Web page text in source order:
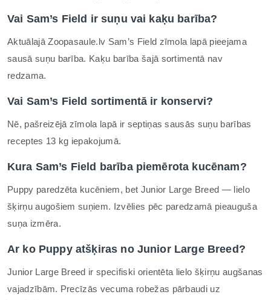
Vai Sam’s Field ir suņu vai kaķu barība?
Aktuālajā Zoopasaule.lv Sam’s Field zīmola lapā pieejama
sausā suņu barība. Kaķu barība šajā sortimentā nav
redzama.
Vai Sam’s Field sortimentā ir konservi?
Nē, pašreizējā zīmola lapā ir septiņas sausās suņu barības
receptes 13 kg iepakojumā.
Kura Sam’s Field barība piemērota kucēnam?
Puppy paredzēta kucēniem, bet Junior Large Breed — lielo
šķirņu augošiem suņiem. Izvēlies pēc paredzamā pieauguša
suņa izmēra.
Ar ko Puppy atšķiras no Junior Large Breed?
Junior Large Breed ir specifiski orientēta lielo šķirņu augšanas
vajadzībām. Precīzās vecuma robežas pārbaudi uz